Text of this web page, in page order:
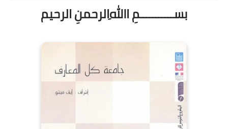
بســـــــــــمِ اﷲِالرحمنِ الرحيم